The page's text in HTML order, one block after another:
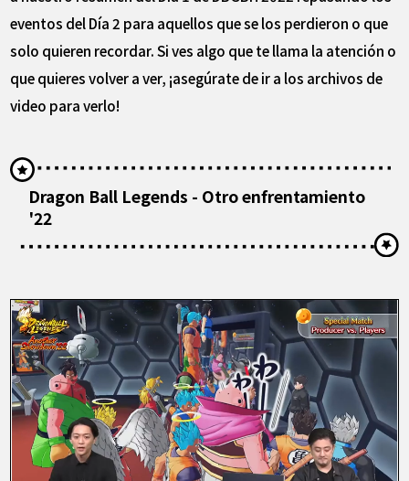
eventos del Día 2 para aquellos que se los perdieron o que
solo quieren recordar. Si ves algo que te llama la atención o
que quieres volver a ver, ¡asegúrate de ir a los archivos de
video para verlo!
Dragon Ball Legends - Otro enfrentamiento
'22